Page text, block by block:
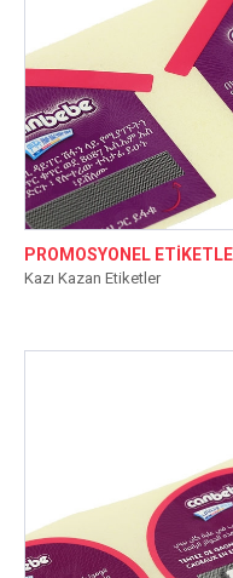
PROMOSYONEL
Kazı Kazan Etiketler